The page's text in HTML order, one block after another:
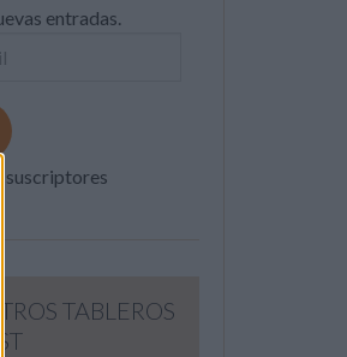
entradas.
suscriptores
TABLEROS